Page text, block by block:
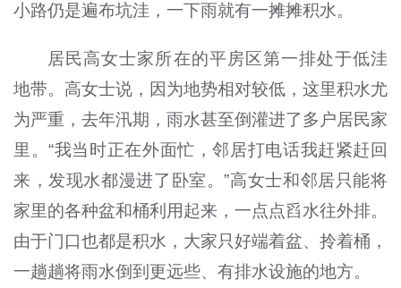
小路仍是遍布坑洼，一下雨就有一摊摊积水。
居民高女士家所在的平房区第一排处于低洼
地带。高女士说，因为地势相对较低，这里积水尤
为严重，去年汛期，雨水甚至倒灌进了多户居民家
里。“我当时正在外面忙，邻居打电话我赶紧赶回
来，发现水都漫进了卧室。”高女士和邻居只能将
家里的各种盆和桶利用起来，一点点舀水往外排。
由于门口也都是积水，大家只好端着盆、拎着桶，
一趟趟将雨水倒到更远些、有排水设施的地方。